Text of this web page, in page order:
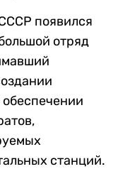
появился
отряд
станций.